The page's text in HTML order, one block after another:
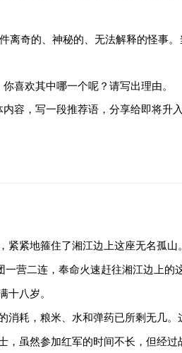
刊登：登～。
～舞。
当的内容。
离奇的、神秘的、无法解释的怪事
喜欢其中哪一个呢？请写出理由。
容，写一段推荐语，分享给即将升
紧紧地箍住了湘江边上这座无名孤
营二连，奉命火速赶往湘江边上的
十八岁。
消耗，粮米、水和弹药已所剩无几
，虽然参加红军的时间不长，但经